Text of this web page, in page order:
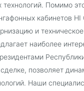
Помимо
кабинетов HI
и техническое
наиболее
позволяет
Наши